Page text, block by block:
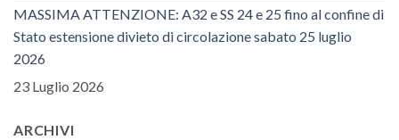
MASSIMA ATTENZIONE: A32 e SS 24 e 25 fino al confine di
Stato estensione divieto di circolazione sabato 25 luglio
2026
23 Luglio 2026
ARCHIVI